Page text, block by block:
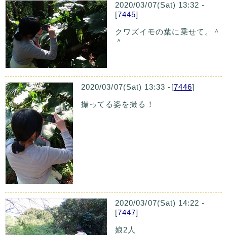
2020/03/07(Sat) 13:32 -
[7445]
クワズイモの葉に乗せて。＾
＾
2020/03/07(Sat) 13:33 -[7446]
撮ってる姿を撮る！
2020/03/07(Sat) 14:22 -
[7447]
娘2人